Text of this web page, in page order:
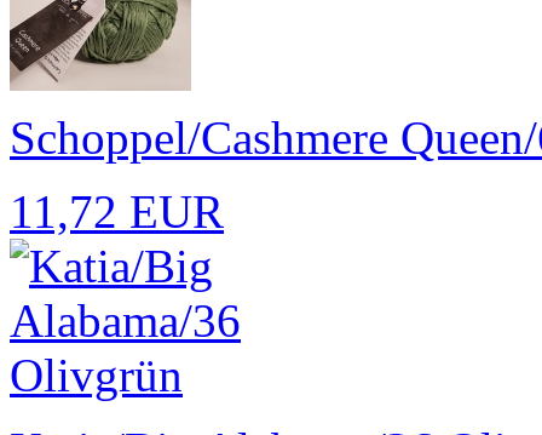
Schoppel/Cashmere
11,72 EUR